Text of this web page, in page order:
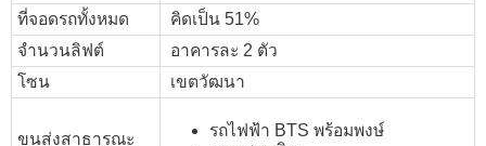
ที่จอดรถทั้งหมด
คิดเป็น 51%
จำนวนลิฟต์
อาคารละ 2 ตัว
โซน
เขตวัฒนา
ขนส่งสาธารณะ
รถไฟฟ้า BTS พร้อมพงษ์